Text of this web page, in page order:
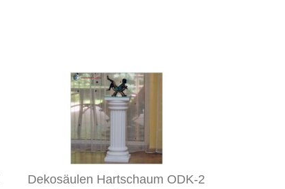
Dekosäulen Hartschaum ODK-2